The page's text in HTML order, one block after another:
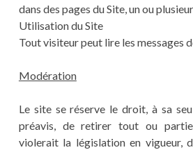
dans des pages du Site, un ou
Utilisation du Site
Tout visiteur peut lire les messages
Modération
Le site se réserve le droit, à sa
préavis, de retirer tout ou
violerait la législation en vigueur,